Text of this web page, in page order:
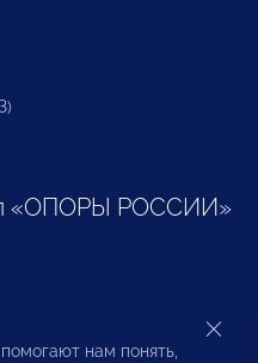
«ОПОРЫ РОССИИ»
и
нам понять,